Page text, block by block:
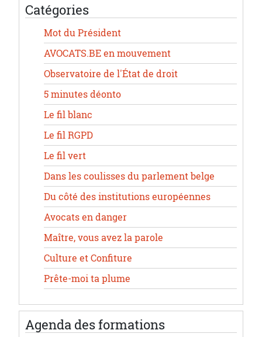
Catégories
Mot du Président
AVOCATS.BE en mouvement
Observatoire de l'État de droit
5 minutes déonto
Le fil blanc
Le fil RGPD
Le fil vert
Dans les coulisses du parlement belge
Du côté des institutions européennes
Avocats en danger
Maître, vous avez la parole
Culture et Confiture
Prête-moi ta plume
Agenda des formations